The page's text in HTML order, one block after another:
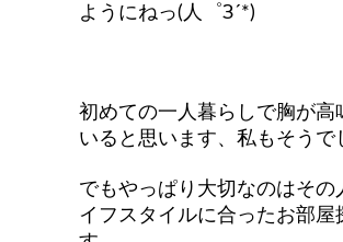
ようにねっ(人゜З´*)
初めての一人暮らしで胸が高
いると思います、私もそうで
でもやっぱり大切なのはその
イフスタイルに合ったお部屋